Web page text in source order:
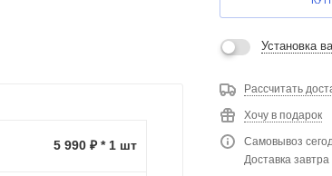
5 990 ₽ * 1 шт
Установка
Рассчитать
Хочу в подарок
Самовывоз
Доставка